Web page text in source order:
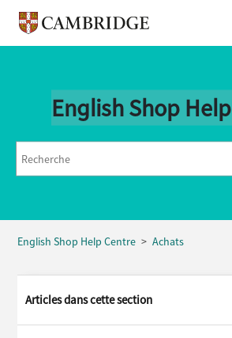
English Shop
English Shop Help Centre Achats
Articles dans cette section